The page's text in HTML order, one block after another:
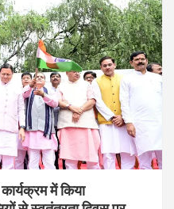
में किया